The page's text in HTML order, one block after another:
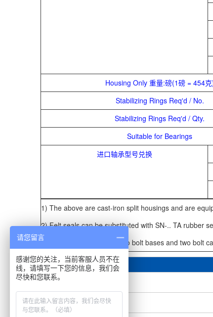
Housing Only 重量:磅(1磅 = 454
Stabilizing Rings Req'd / No.
Stabilizing Rings Req'd / Qty.
Suitable for Bearings
进口轴承型号兑换
1) The above are cast-iron split housings and are
2) Felt seals can be substituted with SN-.. TA rubber
3) The above series has two bolt bases and two bolt
库存其他型号
K-130 x 140 x 38轴承
HK 2018RS轴承
请您留言
感谢您的关注，当前客服人员不在
线，请填写一下您的信息，我们会
尽快和您联系。